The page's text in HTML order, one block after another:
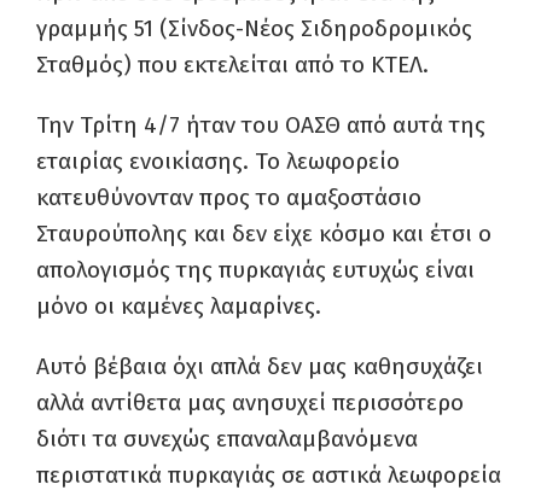
γραμμής 51 (Σίνδος-Νέος Σιδηροδρομικός
Σταθμός) που εκτελείται από το ΚΤΕΛ.
Την Τρίτη 4/7 ήταν του ΟΑΣΘ από αυτά της
εταιρίας ενοικίασης. Το λεωφορείο
κατευθύνονταν προς το αμαξοστάσιο
Σταυρούπολης και δεν είχε κόσμο και έτσι ο
απολογισμός της πυρκαγιάς ευτυχώς είναι
μόνο οι καμένες λαμαρίνες.
Αυτό βέβαια όχι απλά δεν μας καθησυχάζει
αλλά αντίθετα μας ανησυχεί περισσότερο
διότι τα συνεχώς επαναλαμβανόμενα
περιστατικά πυρκαγιάς σε αστικά λεωφορεία